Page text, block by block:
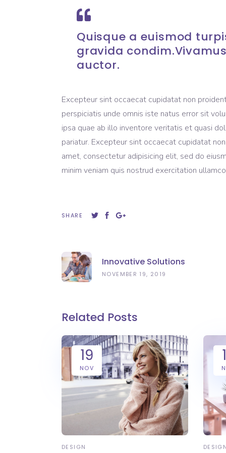
Quisque a euismod
gravida
auctor.
Excepteur sint occaecat cupidatat non
perspiciatis unde omnis iste natus error sit
ipsa quae ab illo inventore veritatis et quasi
pariatur. Excepteur sint occaecat cupidatat
amet, consectetur adipisicing elit, sed do
minim veniam quis nostrud exercitation
SHARE
Innovative Solutions
NOVEMBER 19, 2019
Related Posts
19
NOV
DESIGN